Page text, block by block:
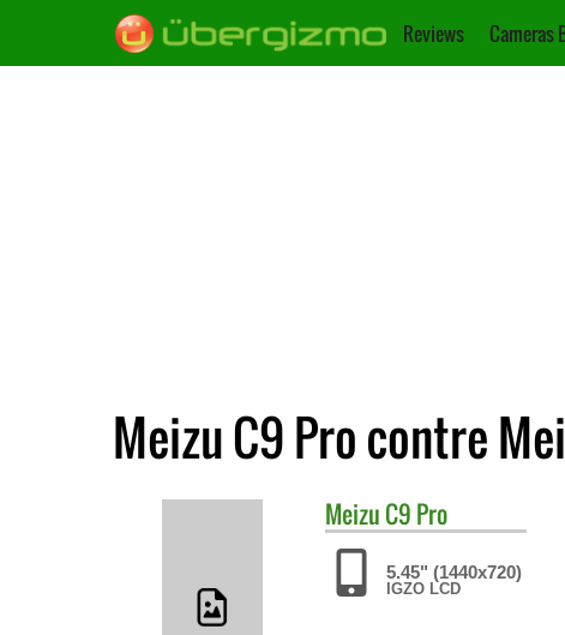
Reviews Cameras
Meizu C9 Pro contre
Meizu C9 Pro
5.45" (1440x720)
IGZO LCD